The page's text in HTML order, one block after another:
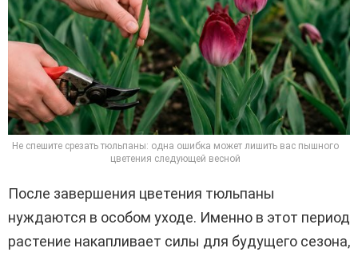
Не спешите срезать тюльпаны: одна ошибка может лишить вас пышного
цветения следующей весной
После завершения цветения тюльпаны
нуждаются в особом уходе. Именно в этот период
растение накапливает силы для будущего сезона,